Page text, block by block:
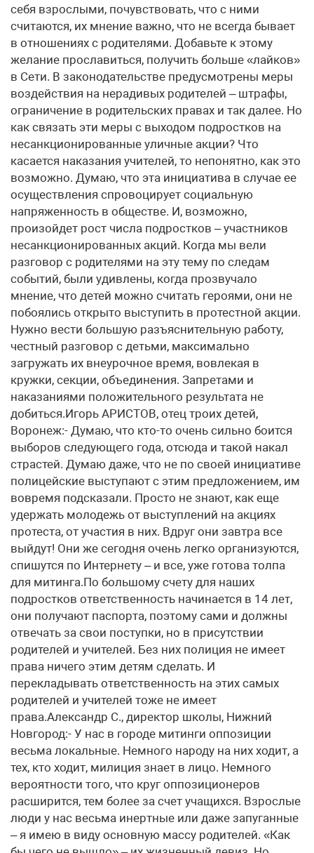
себя взрослыми, почувствовать, что с ними
считаются, их мнение важно, что не всегда бывает
в отношениях с родителями. Добавьте к этому
желание прославиться, получить больше «лайков»
в Сети. В законодательстве предусмотрены меры
воздействия на нерадивых родителей – штрафы,
ограничение в родительских правах и так далее. Но
как связать эти меры с выходом подростков на
несанкционированные уличные акции? Что
касается наказания учителей, то непонятно, как это
возможно. Думаю, что эта инициатива в случае ее
осуществления спровоцирует социальную
напряженность в обществе. И, возможно,
произойдет рост числа подростков – участников
несанкционированных акций. Когда мы вели
разговор с родителями на эту тему по следам
событий, были удивлены, когда прозвучало
мнение, что детей можно считать героями, они не
побоялись открыто выступить в протестной акции.
Нужно вести большую разъяснительную работу,
честный разговор с детьми, максимально
загружать их внеурочное время, вовлекая в
кружки, секции, объединения. Запретами и
наказаниями положительного результата не
добиться.Игорь АРИСТОВ, отец троих детей,
Воронеж:- Думаю, что кто-то очень сильно боится
выборов следующего года, отсюда и такой накал
страстей. Думаю даже, что не по своей инициативе
полицейские выступают с этим предложением, им
вовремя подсказали. Просто не знают, как еще
удержать молодежь от выступлений на акциях
протеста, от участия в них. Вдруг они завтра все
выйдут! Они же сегодня очень легко организуются,
спишутся по Интернету – и все, уже готова толпа
для митинга.По большому счету для наших
подростков ответственность начинается в 14 лет,
они получают паспорта, поэтому сами и должны
отвечать за свои поступки, но в присутствии
родителей и учителей. Без них полиция не имеет
права ничего этим детям сделать. И
перекладывать ответственность на этих самых
родителей и учителей тоже не имеет
права.Александр С., директор школы, Нижний
Новгород:- У нас в городе митинги оппозиции
весьма локальные. Немного народу на них ходит, а
тех, кто ходит, милиция знает в лицо. Немного
вероятности того, что круг оппозиционеров
расширится, тем более за счет учащихся. Взрослые
люди у нас весьма инертные или даже запуганные
– я имею в виду основную массу родителей. «Как